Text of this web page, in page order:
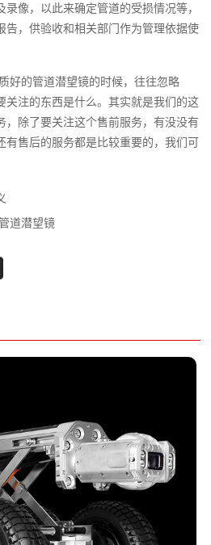
像，以此来确定管道的受损情况等，
告，供验收和相关部门作为管理依据使
好的管道潜望镜的时候，往往忽略
关注的东西是什么。其实就是我们的这
，除了要关注这个售前服务，有没没有
有售后的服务都是比较重要的，我们可
道潜望镜